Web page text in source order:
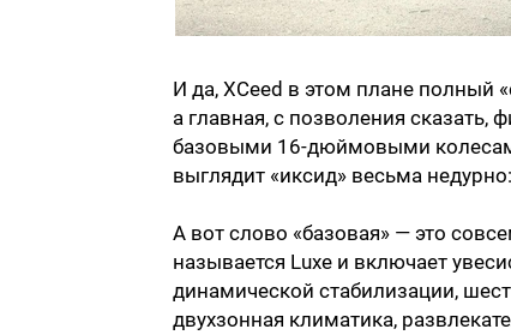
И да, XCeed в этом плане полный
а главная, с позволения
базовыми 16-дюймовыми
выглядит «иксид» весьма
А вот слово «базовая» — это
называется Luxe и включает
динамической стабилизации,
двухзонная климатика,